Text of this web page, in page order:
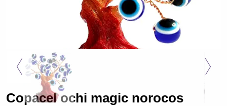
Copacel ochi magic norocos